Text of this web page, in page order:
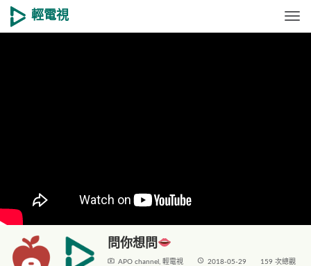
輕電視
問你想問
live_tv APO channel , 輕電視 access_time 2018-05-29
159 次總觀